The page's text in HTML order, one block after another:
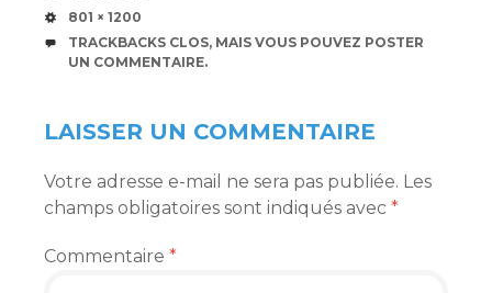
TAILLE
801 × 1200
TRACKBACKS CLOS, MAIS VOUS POUVEZ POSTER
UN COMMENTAIRE.
LAISSER UN COMMENTAIRE
Votre adresse e-mail ne sera pas publiée. Les
champs obligatoires sont indiqués avec *
Commentaire *